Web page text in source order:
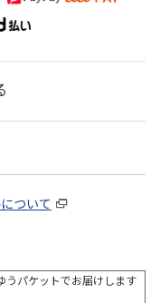
ついて
うパケットでお届けします